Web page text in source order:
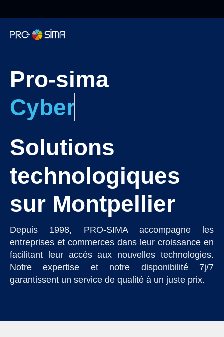
recrute!
Cybersécurité
Téléphonie
Web
Encaissement
Affichage
Pro-sima
Cybersécurité
Solutions
technologiques
sur Montpellier
Depuis 1998, PRO-SIMA accompagne les
entreprises et commerces dans leur croissance en
facilitant leur accès aux nouvelles technologies.
Notre expertise et notre disponibilité 7j/7
garantissent un service de qualité à un juste prix.